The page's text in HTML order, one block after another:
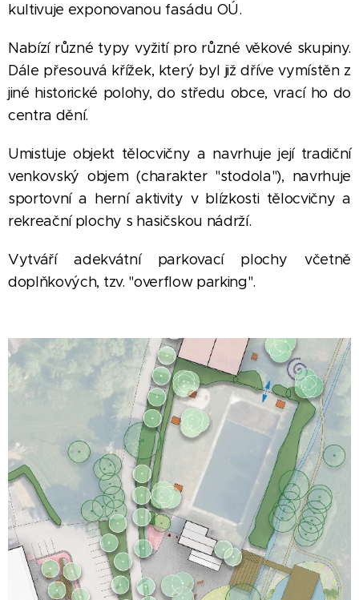
kultivuje exponovanou fasádu OÚ.
Nabízí různé typy vyžití pro různé věkové skupiny.
Dále přesouvá křížek, který byl již dříve vymístěn z
jiné historické polohy, do středu obce, vrací ho do
centra dění.
Umisťuje objekt tělocvičny a navrhuje její tradiční
venkovský objem (charakter "stodola"), navrhuje
sportovní a herní aktivity v blízkosti tělocvičny a
rekreační plochy s hasičskou nádrží.
Vytváří adekvátní parkovací plochy včetně
doplňkových, tzv. "overflow parking".